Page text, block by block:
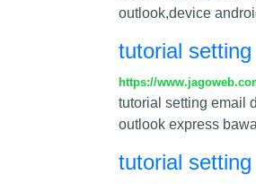
outlook,device
tutorial
https://
tutorial setting email
outlook express
tutorial